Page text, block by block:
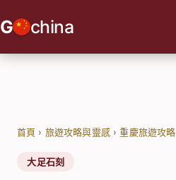
至
G china
首頁 › 旅遊攻略與靈感›重慶旅遊攻略
大足石刻